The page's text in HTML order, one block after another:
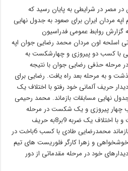
در مصر در شرایطی به پایان رسید که
مردان ایران برای صعود به جدول نهایی
گزارش روابط عمومی فدراسیون
اسلحه اون مردان محمد رضایی جوان اپه
با کسب دو پیروزی و چهارشکست به
مرحله حذفی رضایی جوان با نتیجه
گذشت و به مرحله بعد راه یافت. رضایی برای
حریف آلمانی خود رفتو با اختلاف یک
به جدول نهایی مسابقات بازماند. محمد رحیمی
چهار پیروزی و یک شکست در مرحله
مقدماتی به مرحله حذفی راه یافت و با اختلاف یک ضربه 9بر8به حریف
شیلیایی خود باخت واز ادامه راه بازماند محمدرضایی طادی با کسب 6باخت در
و زهرا کارگر فلوریست های تیم
خود در مرحله مقدماتی از دور